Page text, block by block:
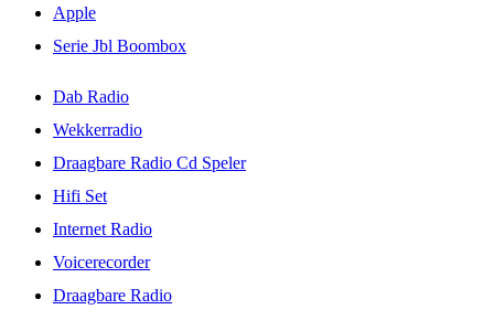
Apple
Serie Jbl Boombox
Dab Radio
Wekkerradio
Draagbare Radio Cd Speler
Hifi Set
Internet Radio
Voicerecorder
Draagbare Radio